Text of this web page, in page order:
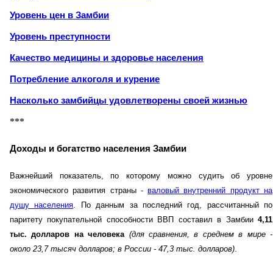
Уровень цен в Замбии
Уровень преступности
Качество медицины и здоровье населения
Потребление алкоголя и курение
Насколько замбийцы удовлетворены своей жизнью
***
Доходы и богатство населения Замбии
Важнейший показатель, по которому можно судить об уровне
экономического развития страны -валовый внутренний продукт на
душу населения. По данным за последний год, рассчитанный по
паритету покупательной способности ВВП составил в Замбии 4,11
тыс. долларов на человека (для сравнения, в среднем в мире -
около 23,7 тысяч долларов; в России - 47,3 тыс. долларов).